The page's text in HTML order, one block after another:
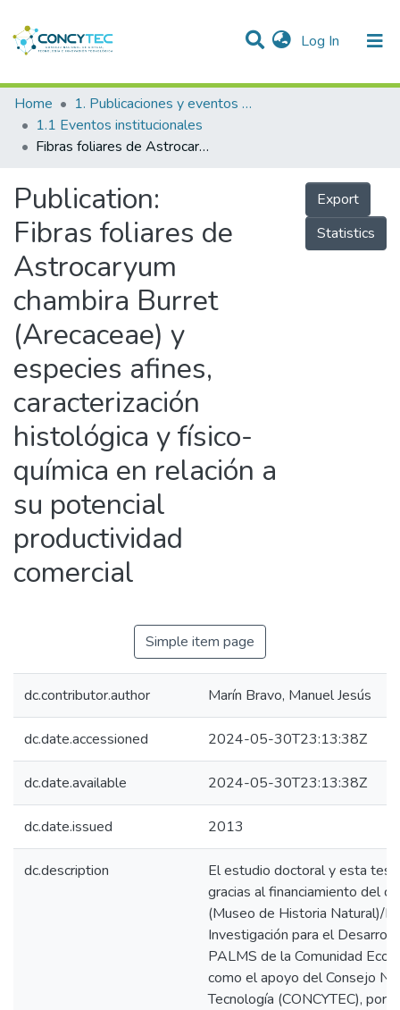
Log In (current)
Communities & Collections
Research Outputs
People
Statistics
Home
1. Publicaciones y eventos institucionales
1.1 Eventos institucionales
Fibras foliares de Astrocaryum chambira Burret (Arecaceae) y especies afines, caracterización histológica y físico-química en relación a su potencial productividad comercial
Publication:
Fibras foliares de
Astrocaryum
chambira Burret
(Arecaceae) y
especies afines,
caracterización
histológica y físico-
química en relación a
su potencial
productividad
comercial
Export
Statistics
Simple item page
dc.contributor.author Marín Bravo, Manuel Jesús
dc.date.accessioned 2024-05-30T23:13:38Z
dc.date.available 2024-05-30T23:13:38Z
dc.date.issued 2013
dc.description
El estudio doctoral y esta
gracias al financiamiento del
(Museo de Historia Natural)/
Investigación para el
PALMS de la Comunidad
como el apoyo del Consejo
Tecnología (CONCYTEC), por